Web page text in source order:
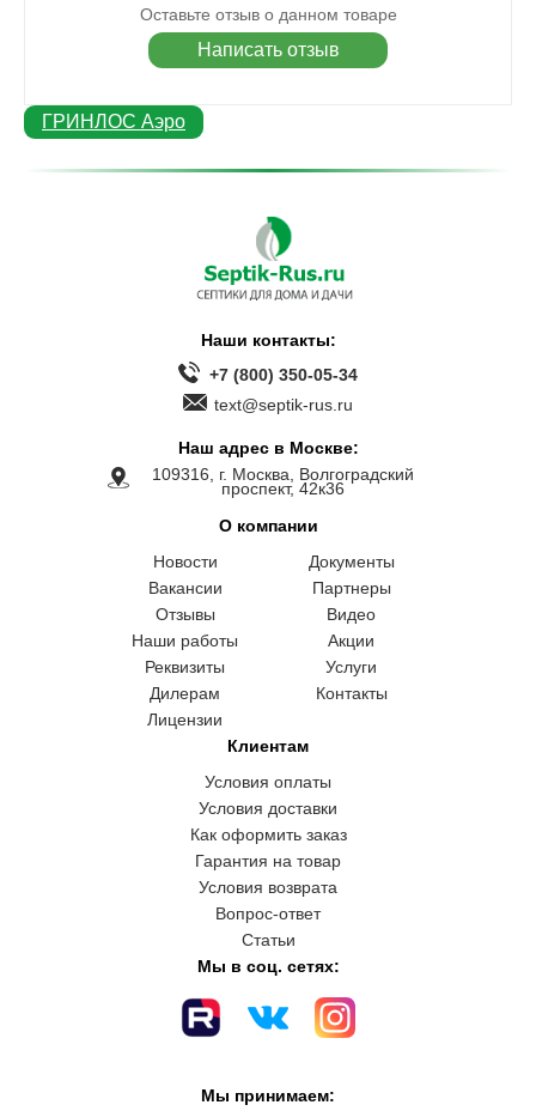
Оставьте отзыв о данном товаре
Написать отзыв
ГРИНЛОС Аэро
Наши контакты:
+7 (800) 350-05-34
text@septik-rus.ru
Наш адрес в Москве:
109316, г. Москва, Волгоградский
проспект, 42к36
О компании
Новости
Документы
Вакансии
Партнеры
Отзывы
Видео
Наши работы
Акции
Реквизиты
Услуги
Дилерам
Контакты
Лицензии
Клиентам
Условия оплаты
Условия доставки
Как оформить заказ
Гарантия на товар
Условия возврата
Вопрос-ответ
Статьи
Мы в соц. сетях:
Мы принимаем: